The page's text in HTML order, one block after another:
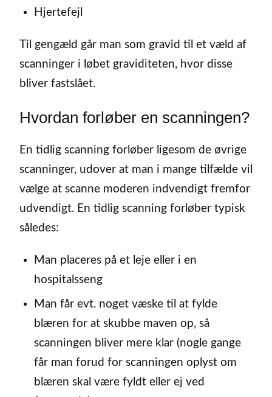
Hjertefejl
Til gengæld går man som gravid til et væld af
scanninger i løbet graviditeten, hvor disse
bliver fastslået.
Hvordan forløber en scanningen?
En tidlig scanning forløber ligesom de øvrige
scanninger, udover at man i mange tilfælde vil
vælge at scanne moderen indvendigt fremfor
udvendigt. En tidlig scanning forløber typisk
således:
Man placeres på et leje eller i en
hospitalsseng
Man får evt. noget væske til at fylde
blæren for at skubbe maven op, så
scanningen bliver mere klar (nogle gange
får man forud for scanningen oplyst om
blæren skal være fyldt eller ej ved